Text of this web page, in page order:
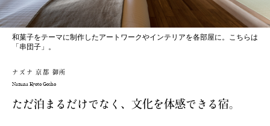
和菓子をテーマに制作したアートワークやインテリアを各部屋に。こちらは
「串団子」。
ナズナ 京都 御所
Nazuna Kyoto Gosho
ただ泊まるだけでなく、文化を体感できる宿。